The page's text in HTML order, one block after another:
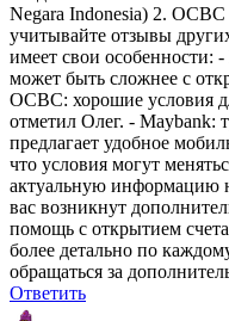
Negara Indonesia) 2.
учитывайте отзывы
имеет свои особенности:
может быть сложнее с
OCBC: хорошие условия
отметил Олег. - Maybank:
предлагает удобное
что условия могут
актуальную информацию
вас возникнут
помощь с открытием
более детально по
обращаться за
Ответить